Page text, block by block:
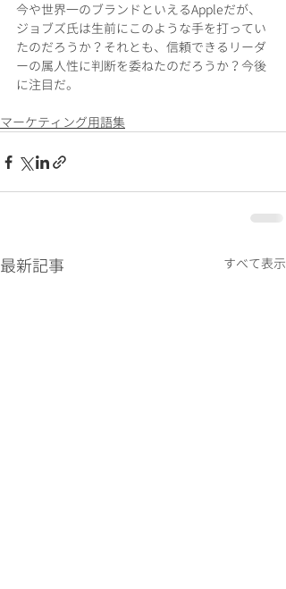
今や世界一のブランドといえるAppleだが、
ジョブズ氏は生前にこのような手を打ってい
たのだろうか？それとも、信頼できるリーダ
ーの属人性に判断を委ねたのだろうか？今後
に注目だ。
マーケティング用語集
最新記事 すべて表示